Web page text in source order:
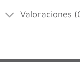
Valoraciones